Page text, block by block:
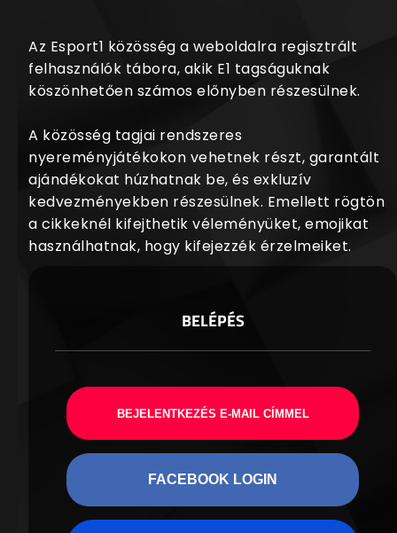
Az Esport1 közösség a weboldalra regisztrált
felhasználók tábora, akik E1 tagságuknak
köszönhetően számos előnyben részesülnek.
A közösség tagjai rendszeres
nyereményjátékokon vehetnek részt, garantált
ajándékokat húzhatnak be, és exkluzív
kedvezményekben részesülnek. Emellett rögtön
a cikkeknél kifejthetik véleményüket, emojikat
használhatnak, hogy kifejezzék érzelmeiket.
BELÉPÉS
BEJELENTKEZÉS E-MAIL CÍMMEL
FACEBOOK LOGIN